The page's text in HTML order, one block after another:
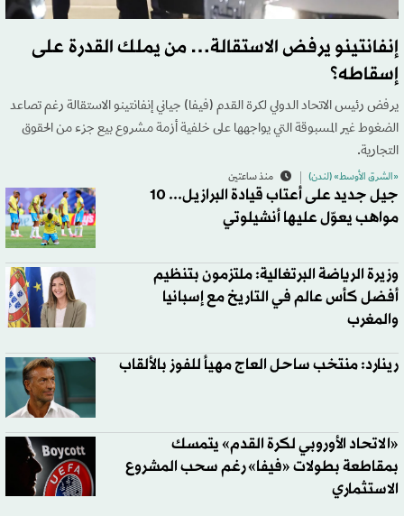
إنفانتينو يرفض الاستقالة… من يملك القدرة على
إسقاطه؟
يرفض رئيس الاتحاد الدولي لكرة القدم (فيفا) جياني إنفانتينو الاستقالة رغم تصاعد
الضغوط غير المسبوقة التي يواجهها على خلفية أزمة مشروع بيع جزء من الحقوق
التجارية.
«الشرق الأوسط» (لندن) منذ ساعتين
جيل جديد على أعتاب قيادة البرازيل... 10
مواهب يعوّل عليها أنشيلوتي
وزيرة الرياضة البرتغالية: ملتزمون بتنظيم
أفضل كأس عالم في التاريخ مع إسبانيا
والمغرب
رينارد: منتخب ساحل العاج مهيأ للفوز بالألقاب
«الاتحاد الأوروبي لكرة القدم» يتمسك
بمقاطعة بطولات «فيفا» رغم سحب المشروع
الاستثماري